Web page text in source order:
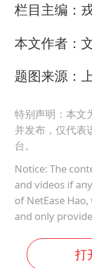
栏目主编：
本文作者：
题图来源：
特别声明：本文
并发布，仅代表
台。
Notice: The
and videos if
of NetEase
and only
打